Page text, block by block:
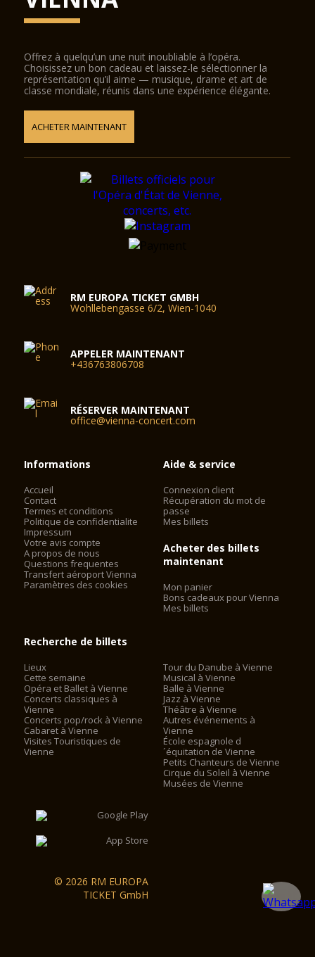
Offrez à quelqu’un une nuit inoubliable à l’opéra.
Choisissez un bon cadeau et laissez-le sélectionner la
représentation qu’il aime — musique, drame et art de
classe mondiale, réunis dans une expérience élégante.
ACHETER MAINTENANT
RM EUROPA TICKET GMBH
Wohllebengasse 6/2, Wien-1040
APPELER MAINTENANT
+436763806708
RÉSERVER MAINTENANT
office@vienna-concert.com
Informations
Accueil
Contact
Termes et conditions
Politique de confidentialite
Impressum
Votre avis compte
A propos de nous
Questions frequentes
Transfert aéroport Vienna
Paramètres des cookies
Aide & service
Connexion client
Récupération du mot de
passe
Mes billets
Acheter des billets
maintenant
Mon panier
Bons cadeaux pour Vienna
Mes billets
Recherche de billets
Lieux
Cette semaine
Opéra et Ballet à Vienne
Concerts classiques à
Vienne
Concerts pop/rock à Vienne
Cabaret à Vienne
Visites Touristiques de
Vienne
Tour du Danube à Vienne
Musical à Vienne
Balle à Vienne
Jazz à Vienne
Théâtre à Vienne
Autres événements à
Vienne
École espagnole d
´équitation de Vienne
Petits Chanteurs de Vienne
Cirque du Soleil à Vienne
Musées de Vienne
© 2026 RM EUROPA
TICKET GmbH